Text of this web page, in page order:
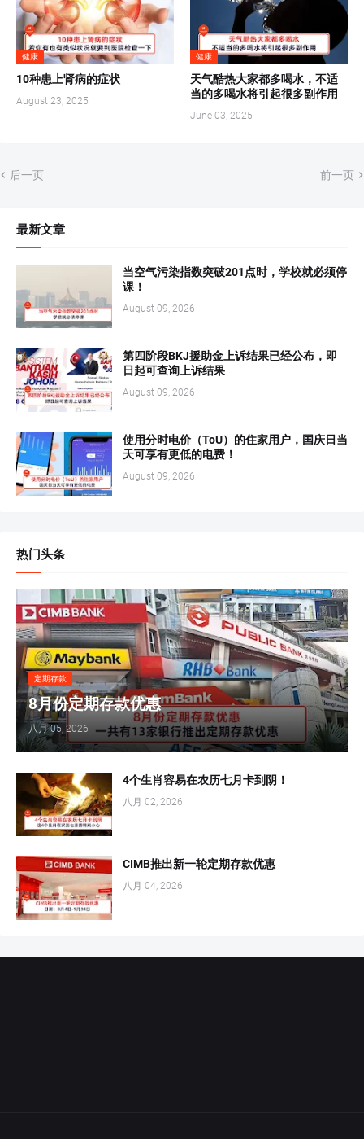
健康
10种患上肾病的症状
August 23, 2025
健康
天气酷热大家都多喝水，不适
当的多喝水将引起很多副作用
June 03, 2025
后一页 前一页
最新文章
当空气污染指数突破201点时，学校就必须停
课！
August 09, 2026
第四阶段BKJ援助金上诉结果已经公布，即
日起可查询上诉结果
August 09, 2026
使用分时电价（ToU）的住家用户，国庆日当
天可享有更低的电费！
August 09, 2026
热门头条
定期存款
8月份定期存款优惠
八月 05, 2026
4个生肖容易在农历七月卡到阴！
八月 02, 2026
CIMB推出新一轮定期存款优惠
八月 04, 2026